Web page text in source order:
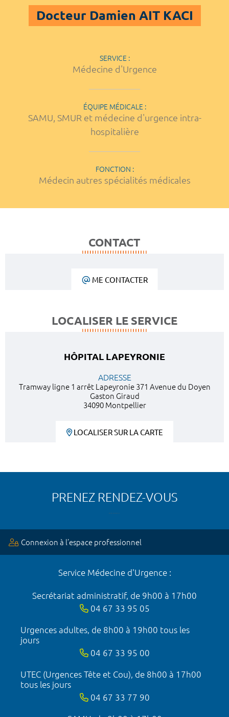
Docteur Damien AIT KACI
SERVICE :
Médecine d'Urgence
ÉQUIPE MÉDICALE :
SAMU, SMUR et médecine d'urgence intra-
hospitalière
FONCTION :
Médecin autres spécialités médicales
CONTACT
ME CONTACTER
LOCALISER LE SERVICE
HÔPITAL LAPEYRONIE
ADRESSE
Tramway ligne 1 arrêt Lapeyronie 371 Avenue du Doyen
Gaston Giraud
34090 Montpellier
LOCALISER SUR LA CARTE
PRENEZ RENDEZ-VOUS
Connexion à l’espace professionnel
Service Médecine d'Urgence :
Secrétariat administratif, de 9h00 à 17h00
04 67 33 95 05
Urgences adultes, de 8h00 à 19h00 tous les
jours
04 67 33 95 00
UTEC (Urgences Tête et Cou), de 8h00 à 17h00
tous les jours
04 67 33 77 90